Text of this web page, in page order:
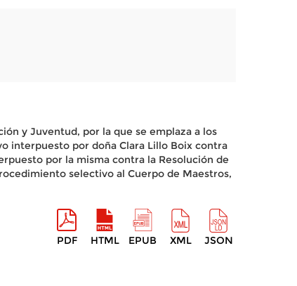
y Juventud, por la que se emplaza a los
interpuesto por doña Clara Lillo Boix contra
por la misma contra la Resolución de
selectivo al Cuerpo de Maestros,
PDF HTML EPUB XML JSON